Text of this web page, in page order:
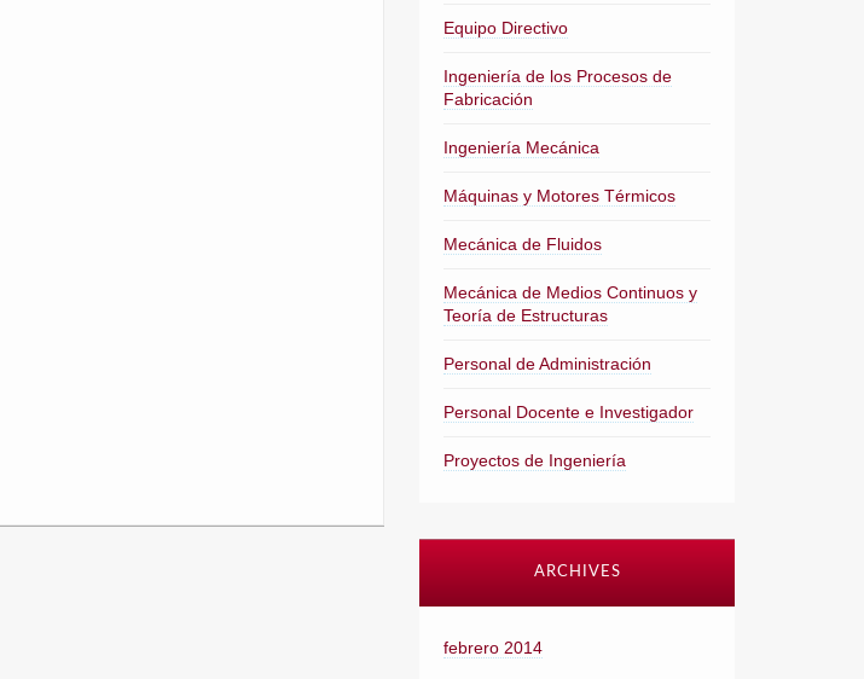
Equipo Directivo
Ingeniería de los Procesos de
Fabricación
Ingeniería Mecánica
Máquinas y Motores Térmicos
Mecánica de Fluidos
Mecánica de Medios Continuos y
Teoría de Estructuras
Personal de Administración
Personal Docente e Investigador
Proyectos de Ingeniería
ARCHIVES
febrero 2014